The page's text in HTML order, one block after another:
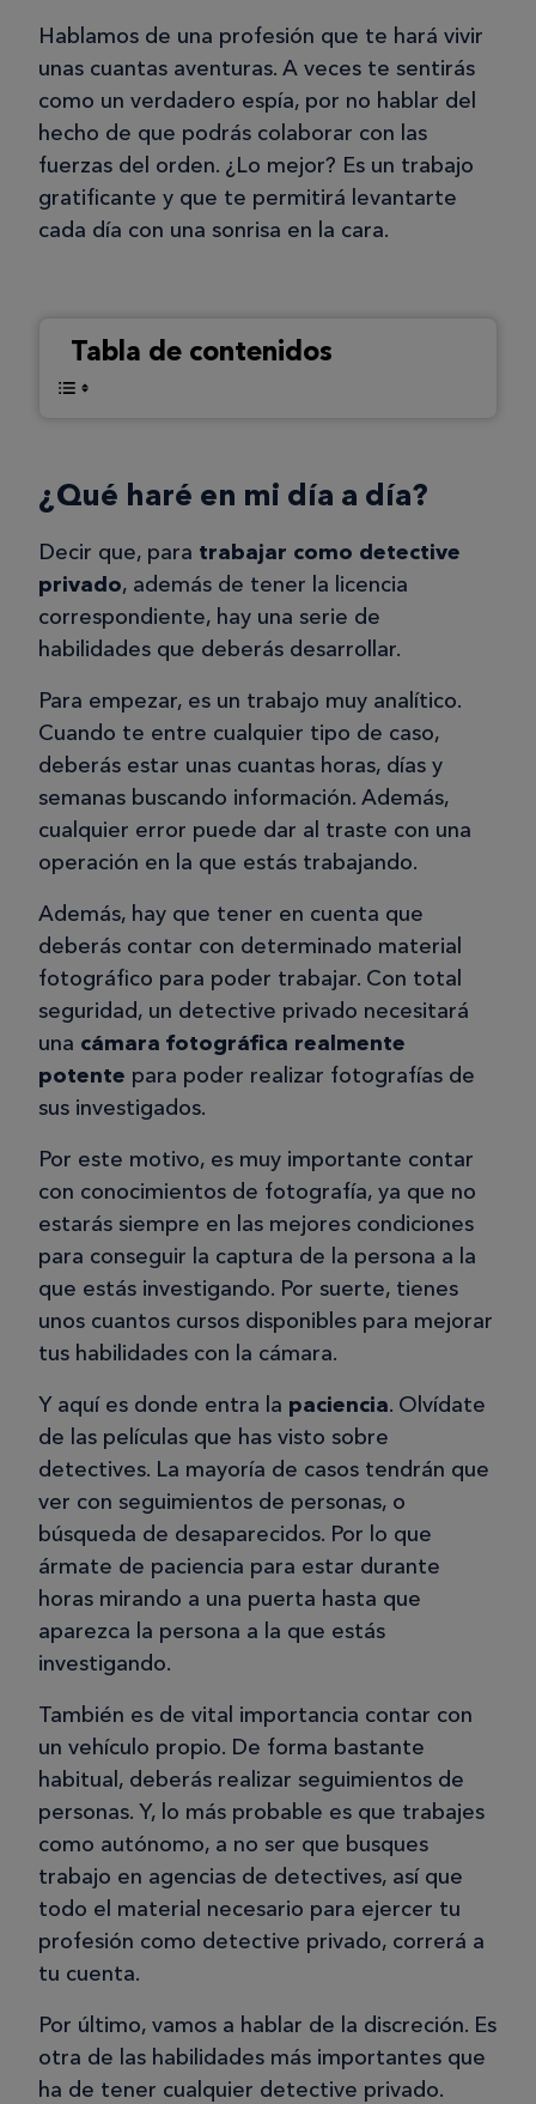
Hablamos de una profesión que te hará vivir
unas cuantas aventuras. A veces te sentirás
como un verdadero espía, por no hablar del
hecho de que podrás colaborar con las
fuerzas del orden. ¿Lo mejor? Es un trabajo
gratificante y que te permitirá levantarte
cada día con una sonrisa en la cara.
Tabla de contenidos
¿Qué haré en mi día a día?
Decir que, para trabajar como detective
privado, además de tener la licencia
correspondiente, hay una serie de
habilidades que deberás desarrollar.
Para empezar, es un trabajo muy analítico.
Cuando te entre cualquier tipo de caso,
deberás estar unas cuantas horas, días y
semanas buscando información. Además,
cualquier error puede dar al traste con una
operación en la que estás trabajando.
Además, hay que tener en cuenta que
deberás contar con determinado material
fotográfico para poder trabajar. Con total
seguridad, un detective privado necesitará
una cámara fotográfica realmente
potente para poder realizar fotografías de
sus investigados.
Por este motivo, es muy importante contar
con conocimientos de fotografía, ya que no
estarás siempre en las mejores condiciones
para conseguir la captura de la persona a la
que estás investigando. Por suerte, tienes
unos cuantos cursos disponibles para mejorar
tus habilidades con la cámara.
Y aquí es donde entra la paciencia. Olvídate
de las películas que has visto sobre
detectives. La mayoría de casos tendrán que
ver con seguimientos de personas, o
búsqueda de desaparecidos. Por lo que
ármate de paciencia para estar durante
horas mirando a una puerta hasta que
aparezca la persona a la que estás
investigando.
También es de vital importancia contar con
un vehículo propio. De forma bastante
habitual, deberás realizar seguimientos de
personas. Y, lo más probable es que trabajes
como autónomo, a no ser que busques
trabajo en agencias de detectives, así que
todo el material necesario para ejercer tu
profesión como detective privado, correrá a
tu cuenta.
Por último, vamos a hablar de la discreción. Es
otra de las habilidades más importantes que
ha de tener cualquier detective privado.